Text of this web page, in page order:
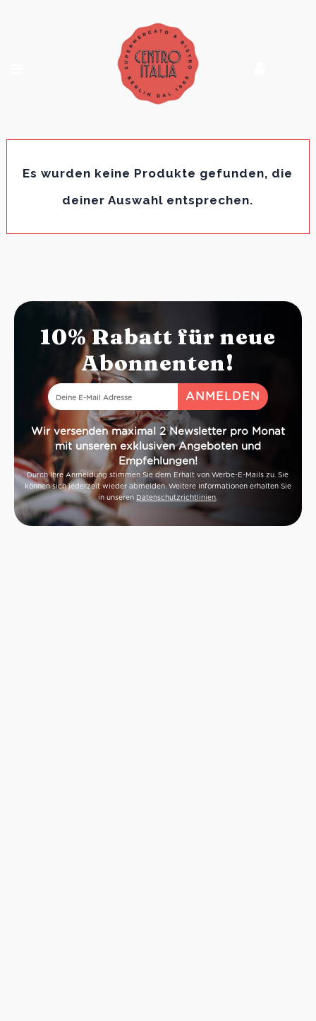
Es wurden keine Produkte gefunden, die
deiner Auswahl entsprechen.
10% Rabatt für neue
Abonnenten!
Wir versenden maximal 2 Newsletter pro Monat
mit unseren exklusiven Angeboten und
Empfehlungen!
Durch Ihre Anmeldung stimmen Sie dem Erhalt von Werbe-E-Mails zu. Sie
können sich jederzeit wieder abmelden. Weitere Informationen erhalten Sie
in unseren Datenschutzrichtlinien.